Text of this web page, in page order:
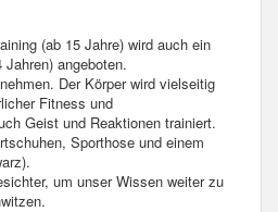
(ab 15 Jahre) wird auch ein
angeboten.
Der Körper wird vielseitig
Fitness und
Geist und Reaktionen trainiert.
Sporthose und einem
um unser Wissen weiter zu